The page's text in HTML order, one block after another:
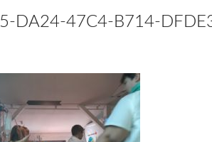
DA24-47C4-B714-